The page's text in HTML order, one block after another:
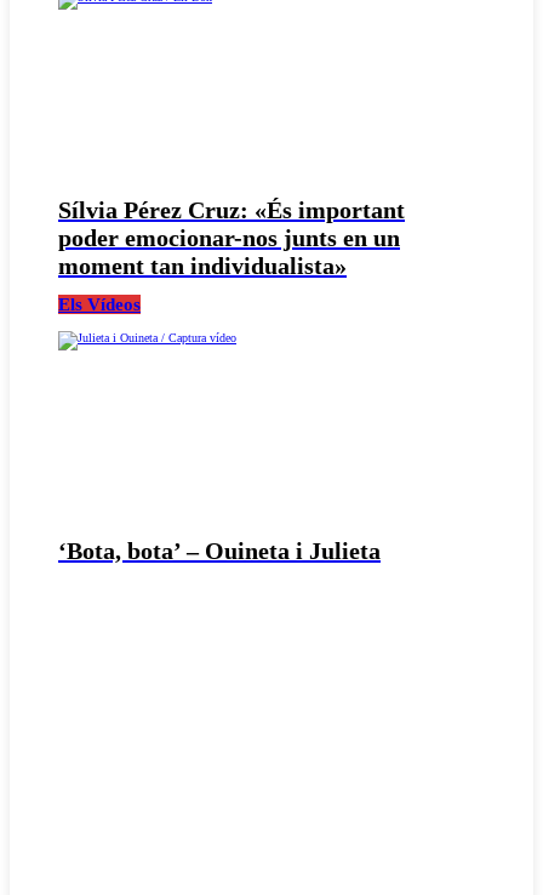
Sílvia Pérez Cruz: «És important
poder emocionar-nos junts en un
moment tan individualista»
Els Vídeos
‘Bota, bota’ – Ouineta i Julieta